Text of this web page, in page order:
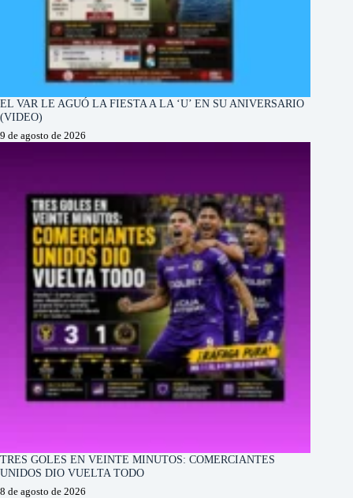
EL VAR LE AGUÓ LA FIESTA A LA ‘U’ EN SU ANIVERSARIO
(VIDEO)
9 de agosto de 2026
TRES GOLES EN VEINTE MINUTOS: COMERCIANTES
UNIDOS DIO VUELTA TODO
8 de agosto de 2026